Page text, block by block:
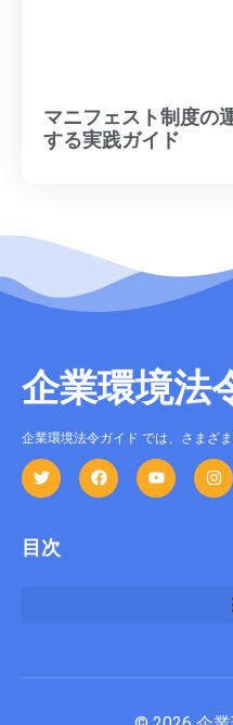
マニフェスト制度の
する実践ガイド
企業環境法
企業環境法令ガイド では、さまざ
目次